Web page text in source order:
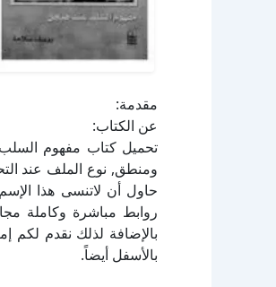
مقدمة:
عن الكتاب:
بالإضافة لذلك نقدم لكم
بالأسفل أيضاً.